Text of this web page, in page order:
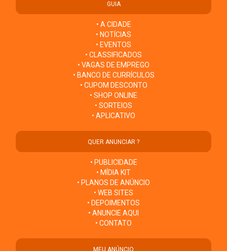
GUIA
• A CIDADE
• NOTÍCIAS
• EVENTOS
• CLASSIFICADOS
• VAGAS DE EMPREGO
• BANCO DE CURRÍCULOS
• CUPOM DESCONTO
• SHOP ONLINE
• SORTEIOS
• APLICATIVO
QUER ANUNCIAR ?
• PUBLICIDADE
• MÍDIA KIT
• PLANOS DE ANÚNCIO
• WEB SITES
• DEPOIMENTOS
• ANUNCIE AQUI
• CONTATO